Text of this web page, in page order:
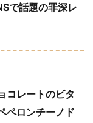
で話題の罪深レ
コレートのビタ
ペロンチーノド